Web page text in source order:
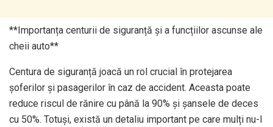
**Importanța centurii de siguranță și a funcțiilor ascunse ale
cheii auto**
Centura de siguranță joacă un rol crucial în protejarea
șoferilor și pasagerilor în caz de accident. Aceasta poate
reduce riscul de rănire cu până la 90% și șansele de deces
cu 50%. Totuși, există un detaliu important pe care mulți nu-l